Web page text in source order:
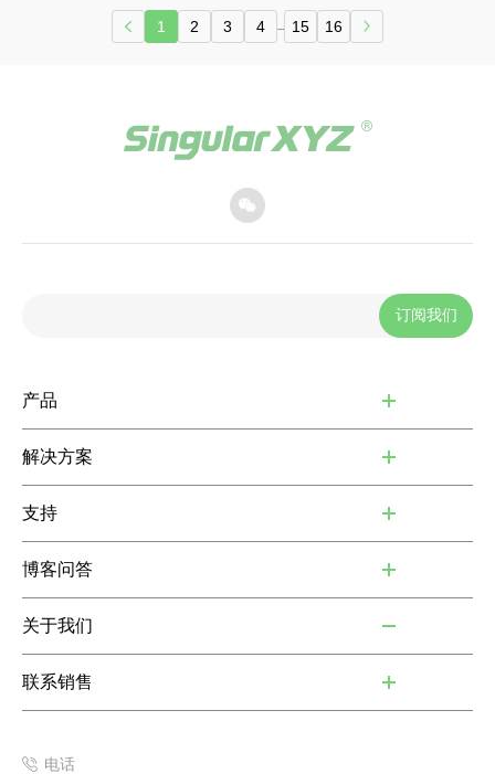
1 2 3 4 ... 15 16
订阅我们
产品
解决方案
支持
博客问答
关于我们
联系销售
电话